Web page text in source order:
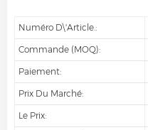
Numéro D\'article.:
Commande (MOQ):
Paiement:
Prix Du Marché:
Le Prix: